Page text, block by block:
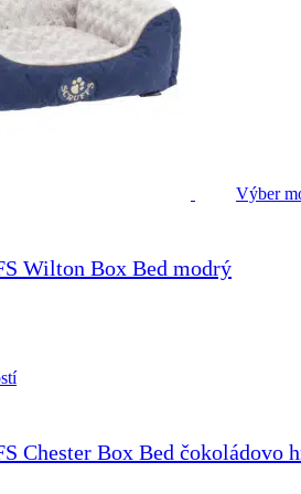
Výber
Wilton Box Bed modrý
Chester Box Bed čokoládovo